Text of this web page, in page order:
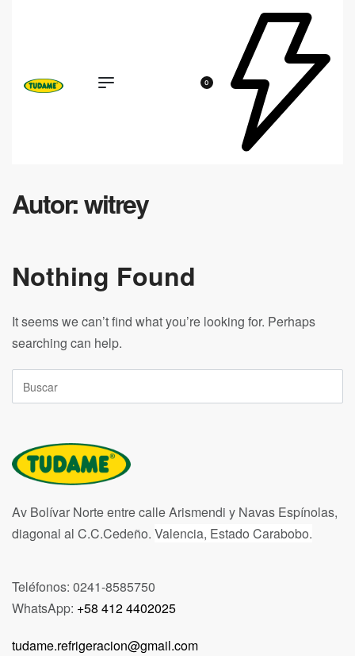
0
Autor:witrey
Nothing Found
It seems we can’t find what you’re looking for. Perhaps
searching can help.
Av Bolívar Norte entre calle Arismendi y Navas Espínolas,
diagonal al C.C.Cedeño. Valencia, Estado Carabobo.
Teléfonos: 0241-8585750
WhatsApp: +58 412 4402025
tudame.refrigeracion@gmail.com